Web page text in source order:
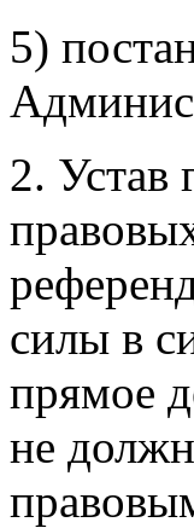
5)
2. Устав
силы в
прямое
не